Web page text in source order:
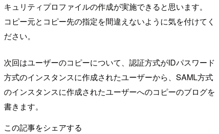
キュリティプロファイルの作成が実施できると思います。
コピー元とコピー先の指定を間違えないように気を付けてく
ださい。
次回はユーザーのコピーについて、認証方式がIDパスワード
方式のインスタンスに作成されたユーザーから、SAML方式
のインスタンスに作成されたユーザーへのコピーのブログを
書きます。
この記事をシェアする